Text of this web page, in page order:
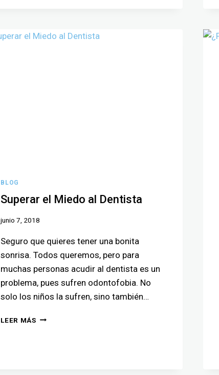
BLOG
Superar el Miedo al Dentista
junio 7, 2018
Seguro que quieres tener una bonita
sonrisa. Todos queremos, pero para
muchas personas acudir al dentista es un
problema, pues sufren odontofobia. No
solo los niños la sufren, sino también…
LEER MÁS